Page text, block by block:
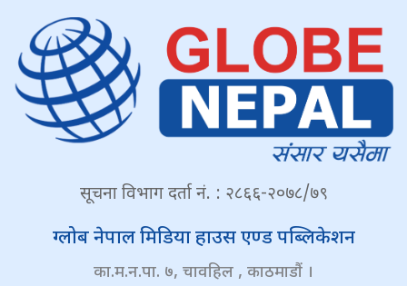
सूचना विभाग दर्ता नं. : २८६६-२०७८/७९
ग्लोब नेपाल मिडिया हाउस एण्ड पब्लिकेशन
का.म.न.पा. ७, चावहिल , काठमाडौं ।